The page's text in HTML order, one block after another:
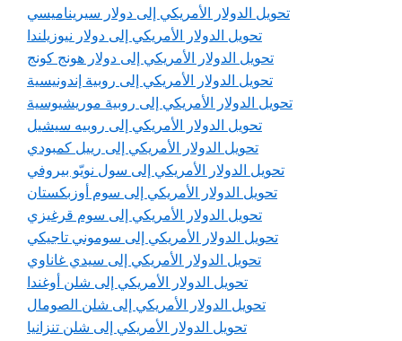
تحويل الدولار الأمريكي إلى دولار سيريناميسي
تحويل الدولار الأمريكي إلى دولار نيوزيلندا
تحويل الدولار الأمريكي إلى دولار هونج كونج
تحويل الدولار الأمريكي إلى روبية إندونيسية
تحويل الدولار الأمريكي إلى روبية موريشيوسية
تحويل الدولار الأمريكي إلى روبيه سيشيل
تحويل الدولار الأمريكي إلى رييل كمبودي
تحويل الدولار الأمريكي إلى سول نويّو بيروفي
تحويل الدولار الأمريكي إلى سوم أوزبكستان
تحويل الدولار الأمريكي إلى سوم قرغيزي
تحويل الدولار الأمريكي إلى سوموني تاجيكي
تحويل الدولار الأمريكي إلى سيدي غاناوي
تحويل الدولار الأمريكي إلى شلن أوغندا
تحويل الدولار الأمريكي إلى شلن الصومال
تحويل الدولار الأمريكي إلى شلن تنزانيا